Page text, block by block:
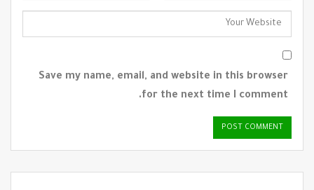
Save my name, email, and website in this browser
for the next time I comment.